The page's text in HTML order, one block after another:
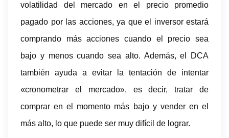
volatilidad del mercado en el precio promedio
pagado por las acciones, ya que el inversor estará
comprando más acciones cuando el precio sea
bajo y menos cuando sea alto. Además, el DCA
también ayuda a evitar la tentación de intentar
«cronometrar el mercado», es decir, tratar de
comprar en el momento más bajo y vender en el
más alto, lo que puede ser muy difícil de lograr.